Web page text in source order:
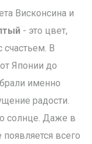
Висконсина и
- это цвет,
счастьем. В
Японии до
именно
радости.
солнце. Даже в
всего